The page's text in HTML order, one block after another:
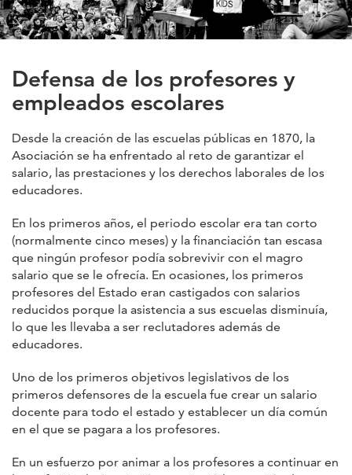
Defensa de los profesores y
empleados escolares
Desde la creación de las escuelas públicas en 1870, la
Asociación se ha enfrentado al reto de garantizar el
salario, las prestaciones y los derechos laborales de los
educadores.
En los primeros años, el periodo escolar era tan corto
(normalmente cinco meses) y la financiación tan escasa
que ningún profesor podía sobrevivir con el magro
salario que se le ofrecía. En ocasiones, los primeros
profesores del Estado eran castigados con salarios
reducidos porque la asistencia a sus escuelas disminuía,
lo que les llevaba a ser reclutadores además de
educadores.
Uno de los primeros objetivos legislativos de los
primeros defensores de la escuela fue crear un salario
docente para todo el estado y establecer un día común
en el que se pagara a los profesores.
En un esfuerzo por animar a los profesores a continuar en